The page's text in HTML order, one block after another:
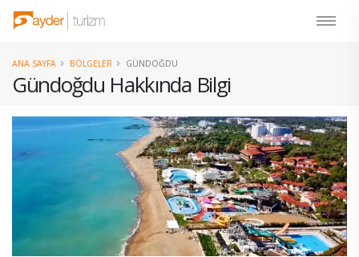
Gündoğdu Hakkında Bilgi
ANA SAYFA BÖLGELER GÜNDOĞDU